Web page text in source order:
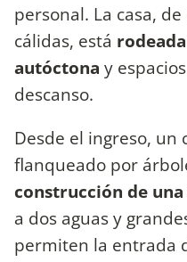
personal. La casa,
cálidas, está
autóctona y
descanso.
Desde el ingreso, un
flanqueado por
construcción de
a dos aguas y
permiten la entrada